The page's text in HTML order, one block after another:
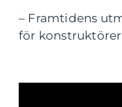
– Framtidens
för konstruktörer